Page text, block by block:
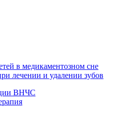
в медикаментозном сне
лечении и удалении зубов
ВНЧС